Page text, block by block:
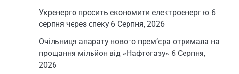
Укренерго просить економити електроенергію 6
серпня через спеку 6 Серпня, 2026
Очільниця апарату нового прем’єра отримала на
прощання мільйон від «Нафтогазу» 6 Серпня,
2026